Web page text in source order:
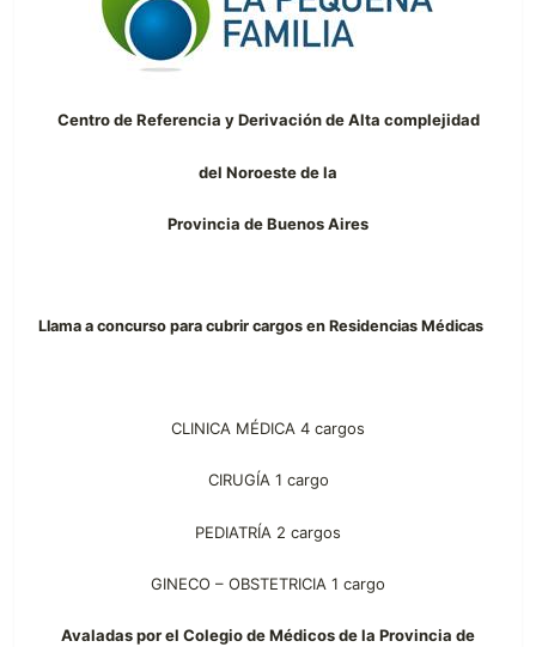
Centro de Referencia y Derivación de Alta complejidad
del Noroeste de la
Provincia de Buenos Aires
Llama a concurso para cubrir cargos en Residencias Médicas
CLINICA MÉDICA 4 cargos
CIRUGÍA 1 cargo
PEDIATRÍA 2 cargos
GINECO – OBSTETRICIA 1 cargo
Avaladas por el Colegio de Médicos de la Provincia de